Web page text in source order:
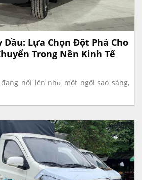
Dầu: Lựa Chọn Đột Phá Cho
Trong Nền Kinh Tế
nổi lên như một ngôi sao sáng,